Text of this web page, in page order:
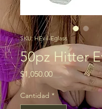
SKU: HEvil-Eglass
50pz Hitter
$1,050.00Precio
Cantidad *